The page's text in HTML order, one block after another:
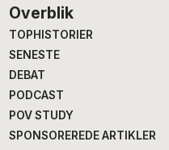
Footer
Overblik
TOPHISTORIER
SENESTE
DEBAT
PODCAST
POV STUDY
SPONSOREREDE ARTIKLER